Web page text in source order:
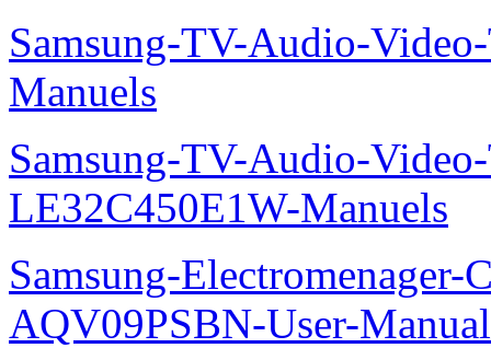
Samsung-TV-Audio-
Manuels
Samsung-TV-Audio-
LE32C450E1W-Manuels
Samsung-
AQV09PSBN-User-